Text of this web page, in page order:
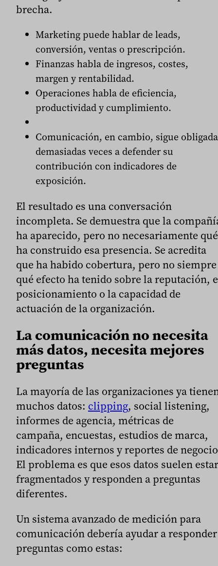
brecha.
Marketing puede hablar de leads,
conversión, ventas o prescripción.
Finanzas habla de ingresos, costes,
margen y rentabilidad.
Operaciones habla de eficiencia,
productividad y cumplimiento.
Comunicación, en cambio, sigue obligada
demasiadas veces a defender su
contribución con indicadores de
exposición.
El resultado es una conversación
incompleta. Se demuestra que la
ha aparecido, pero no necesariamente qué
ha construido esa presencia. Se acredita
que ha habido cobertura, pero no siempre
qué efecto ha tenido sobre la reputación,
posicionamiento o la capacidad de
actuación de la organización.
La comunicación no necesita
más datos, necesita mejores
preguntas
La mayoría de las organizaciones ya
muchos datos: clipping, social listening,
informes de agencia, métricas de
campaña, encuestas, estudios de marca,
indicadores internos y reportes de
El problema es que esos datos suelen estar
fragmentados y responden a preguntas
diferentes.
Un sistema avanzado de medición para
comunicación debería ayudar a responder
preguntas como estas: